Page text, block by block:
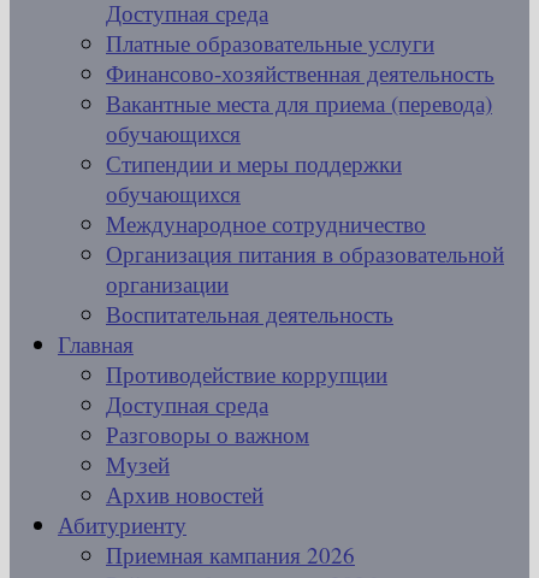
Доступная среда
Платные образовательные услуги
Финансово-хозяйственная деятельность
Вакантные места для приема (перевода)
обучающихся
Стипендии и меры поддержки
обучающихся
Международное сотрудничество
Организация питания в образовательной
организации
Воспитательная деятельность
Главная
Противодействие коррупции
Доступная среда
Разговоры о важном
Музей
Архив новостей
Абитуриенту
Приемная кампания 2026